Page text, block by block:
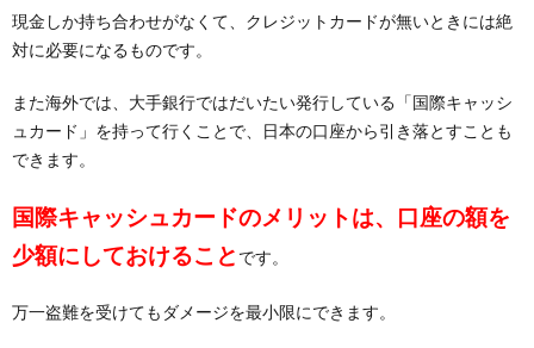
現金しか持ち合わせがなくて、クレジットカードが無いときには絶
対に必要になるものです。
また海外では、大手銀行ではだいたい発行している「国際キャッシ
ュカード」を持って行くことで、日本の口座から引き落とすことも
できます。
国際キャッシュカードのメリットは、口座の額を
少額にしておけること です。
万一盗難を受けてもダメージを最小限にできます。